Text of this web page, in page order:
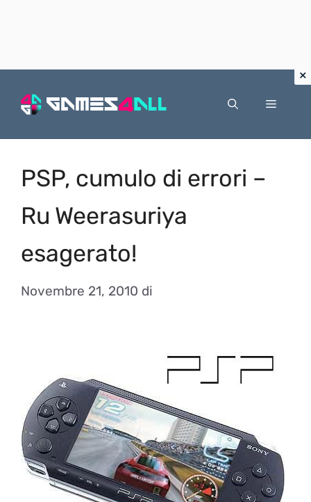
Menu
PSP, cumulo di errori –
Ru Weerasuriya
esagerato!
Novembre 21, 2010 di